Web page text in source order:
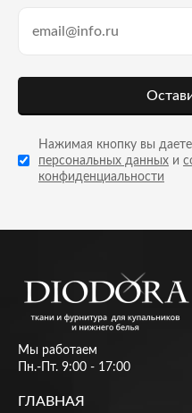
Нажимая кнопку вы даете
персональных данных и
конфиденциальности
Мы работаем
Пн.-Пт. 9:00 - 17:00
ГЛАВНАЯ